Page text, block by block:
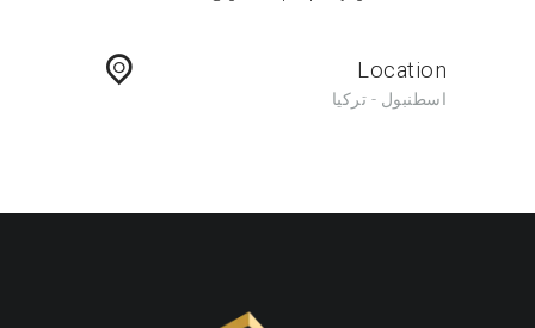
Location
اسطنبول - تركيا